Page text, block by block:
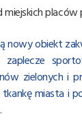
miejskich
nowy obiekt
zielonych i
miasta i